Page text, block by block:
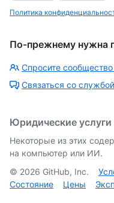
Политика
По-прежнему нужна
Спросите
Связаться со
Юридические услуги
Некоторые из этих
на компьютер или ИИ.
© 2026 GitHub, Inc.
Состояние
Цены